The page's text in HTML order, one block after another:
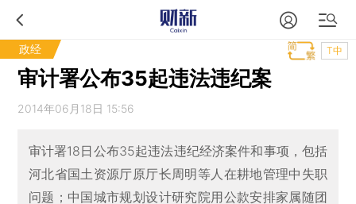
政经 T中
审计署公布35起违法违纪案
2014年06月18日 15:56
审计署18日公布35起违法违纪经济案件和事项，包括
河北省国土资源厅原厅长周明等人在耕地管理中失职
问题；中国城市规划设计研究院用公款安排家属随团